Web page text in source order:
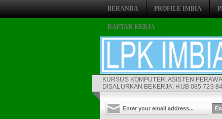
BERANDA PROFILE IMBIA
DAFTAR KERJA
KURSUS KOMPUTER, ASISTEN
DISALURKAN BEKERJA. HUB 085 729